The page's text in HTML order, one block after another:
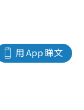
用 App 睇文